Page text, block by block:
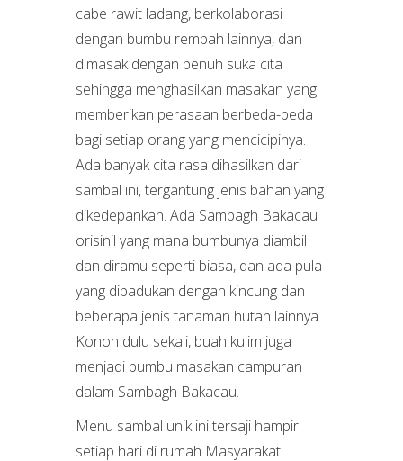
cabe rawit ladang, berkolaborasi
dengan bumbu rempah lainnya, dan
dimasak dengan penuh suka cita
sehingga menghasilkan masakan yang
memberikan perasaan berbeda-beda
bagi setiap orang yang mencicipinya.
Ada banyak cita rasa dihasilkan dari
sambal ini, tergantung jenis bahan yang
dikedepankan. Ada Sambagh Bakacau
orisinil yang mana bumbunya diambil
dan diramu seperti biasa, dan ada pula
yang dipadukan dengan kincung dan
beberapa jenis tanaman hutan lainnya.
Konon dulu sekali, buah kulim juga
menjadi bumbu masakan campuran
dalam Sambagh Bakacau.
Menu sambal unik ini tersaji hampir
setiap hari di rumah Masyarakat